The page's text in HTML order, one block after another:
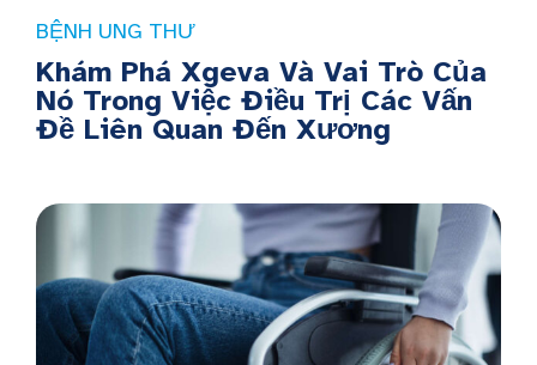
BỆNH UNG THƯ
Khám Phá Xgeva Và Vai Trò Của
Nó Trong Việc Điều Trị Các Vấn
Đề Liên Quan Đến Xương